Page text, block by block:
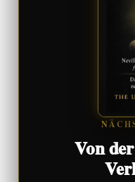
Von